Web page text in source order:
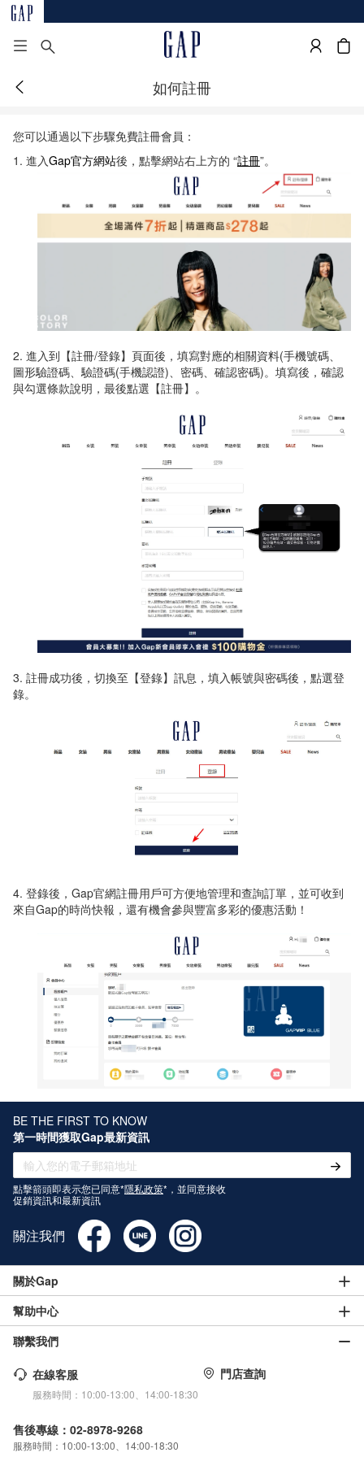
如何註冊
您可以通過以下步驟免費註冊會員：
1. 進入Gap官方網站後，點擊網站右上方的 “註冊”。
2. 進入到【註冊/登錄】頁面後，填寫對應的相關資料(手機號碼、
圖形驗證碼、驗證碼(手機認證)、密碼、確認密碼)。填寫後，確認
與勾選條款說明，最後點選【註冊】。
3. 註冊成功後，切換至【登錄】訊息，填入帳號與密碼後，點選登
錄。
4. 登錄後， Gap官網註冊用戶可方便地管理和查詢訂單，並可收到
來自Gap的時尚快報，還有機會參與豐富多彩的優惠活動！
BE THE FIRST TO KNOW
第一時間獲取Gap最新資訊
點擊箭頭即表示您已同意*隱私政策*，並同意接收
促銷資訊和最新資訊
關注我們
關於Gap
幫助中心
聯繫我們
在線客服
服務時間：10:00-13:00、14:00-18:30
門店查詢
售後專線：02-8978-9268
服務時間：10:00-13:00、14:00-18:30